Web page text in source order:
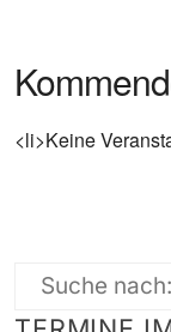
<li>Keine
Suche